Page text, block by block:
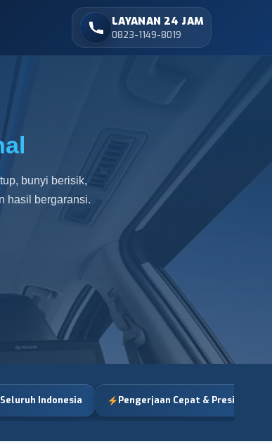
LAYANAN 24 JAM
0823-1149-8019
bunyi berisik,
hasil bergaransi.
Indonesia Pengerjaan Cepat & Presisi